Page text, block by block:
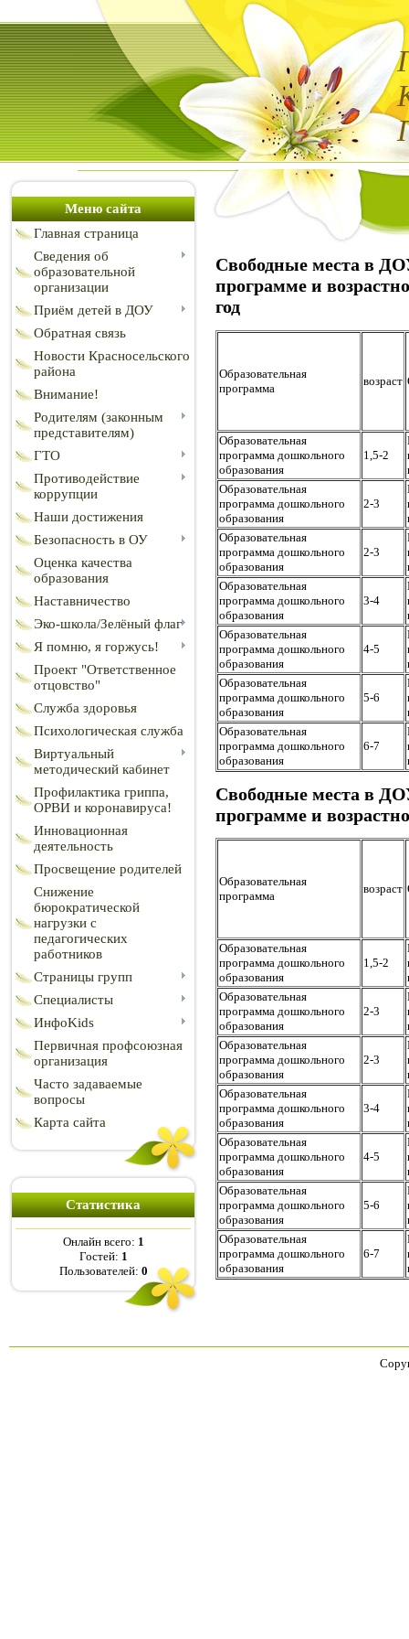
Меню сайта
Главная страница
Сведения об
образовательной
организации
Приём детей в ДОУ
Обратная связь
Новости Красносельского
района
Внимание!
Родителям (законным
представителям)
ГТО
Противодействие
коррупции
Наши достижения
Безопасность в ОУ
Оценка качества
образования
Наставничество
Эко-школа/Зелёный флаг
Я помню, я горжусь!
Проект "Ответственное
отцовство"
Служба здоровья
Психологическая служба
Виртуальный
методический кабинет
Профилактика гриппа,
ОРВИ и коронавируса!
Инновационная
деятельность
Просвещение родителей
Снижение
бюрократической
нагрузки с
педагогических
работников
Страницы групп
Специалисты
ИнфоKids
Первичная профсоюзная
организация
Часто задаваемые
вопросы
Карта сайта
Статистика
Онлайн всего: 1
Гостей: 1
Пользователей: 0
Свободные места в
программе и
год
Образовательная
программа
возраст
Образовательная
программа дошкольного
образования
1,5-2
Образовательная
программа дошкольного
образования
2-3
Образовательная
программа дошкольного
образования
2-3
Образовательная
программа дошкольного
образования
3-4
Образовательная
программа дошкольного
образования
4-5
Образовательная
программа дошкольного
образования
5-6
Образовательная
программа дошкольного
образования
6-7
Свободные места в
программе и
Образовательная
программа
возраст
Образовательная
программа дошкольного
образования
1,5-2
Образовательная
программа дошкольного
образования
2-3
Образовательная
программа дошкольного
образования
2-3
Образовательная
программа дошкольного
образования
3-4
Образовательная
программа дошкольного
образования
4-5
Образовательная
программа дошкольного
образования
5-6
Образовательная
программа дошкольного
образования
6-7